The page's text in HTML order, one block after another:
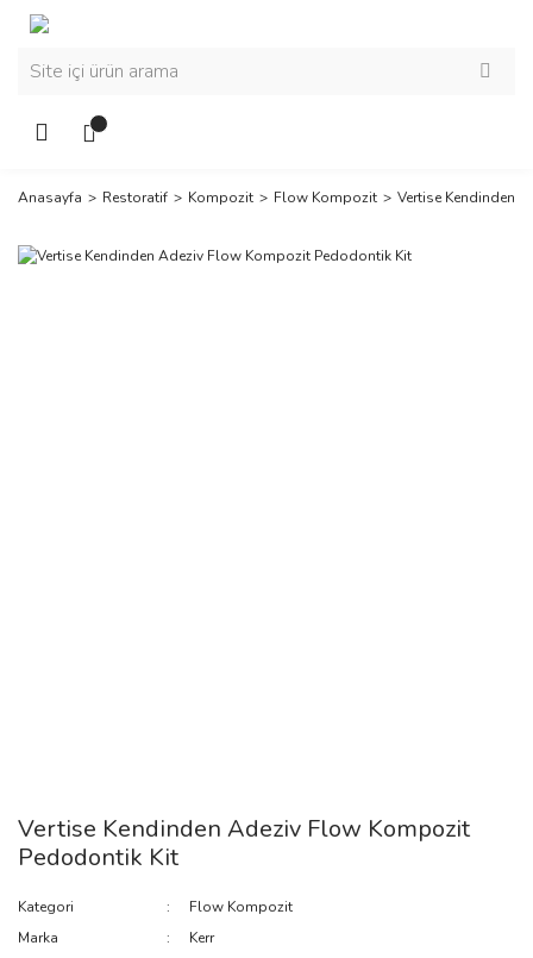
Anasayfa Restoratif Kompozit Flow Kompozit Vertise Kendinden
Vertise Kendinden Adeziv Flow Kompozit
Pedodontik Kit
Kategori
Flow Kompozit
Marka
Kerr